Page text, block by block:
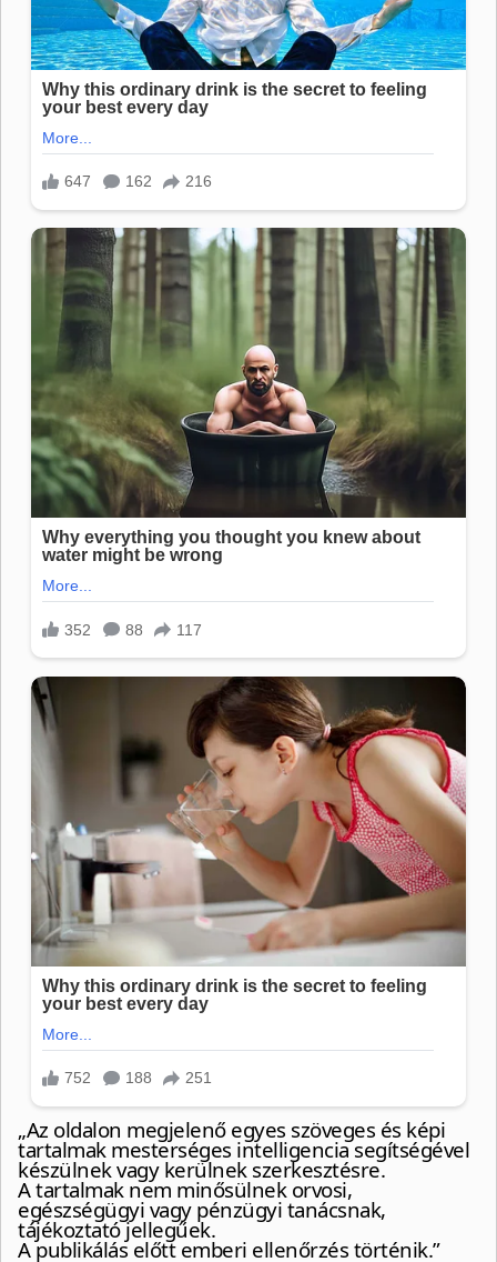
„Az oldalon megjelenő egyes szöveges és képi
tartalmak mesterséges intelligencia segítségével
készülnek vagy kerülnek szerkesztésre.
A tartalmak nem minősülnek orvosi,
egészségügyi vagy pénzügyi tanácsnak,
tájékoztató jellegűek.
A publikálás előtt emberi ellenőrzés történik.”